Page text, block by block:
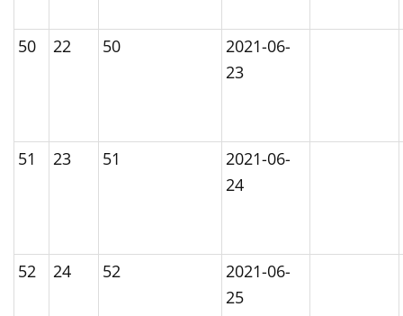
50 22 50
2021-06-
23
51 23 51
2021-06-
24
52 24 52
2021-06-
25